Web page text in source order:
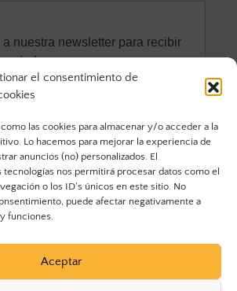
el consentimiento de
las cookies para almacenar y/o acceder a la
Lo hacemos para mejorar la experiencia de
anuncios (no) personalizados. El
nos permitirá procesar datos como el
o los ID's únicos en este sitio. No
puede afectar negativamente a
funciones.
Aceptar